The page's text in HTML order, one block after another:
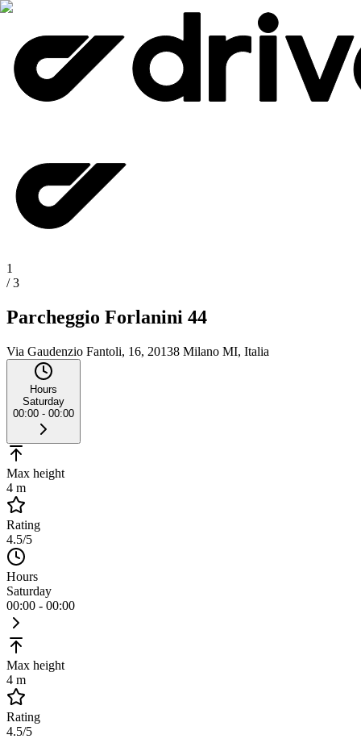
1
/3
Parcheggio Forlanini 44
Via Gaudenzio Fantoli, 16, 20138 Milano MI, Italia
Hours
Saturday
00:00 - 00:00
Max height
4 m
Rating
4.5/5
Hours
Saturday
00:00 - 00:00
Max height
4 m
Rating
4.5/5